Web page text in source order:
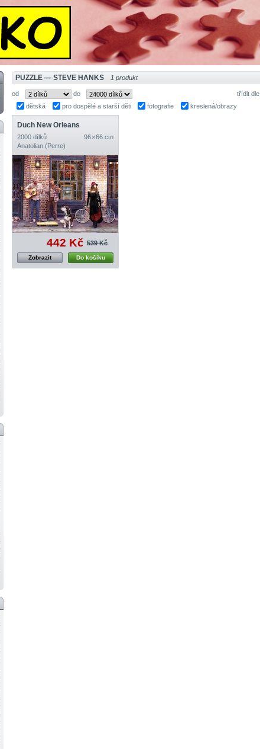
PUZZLE — STEVE HANKS 1 produkt
od do
třídit dle
dětská
pro dospělé a starší děti fotografie kreslená/obrazy
Duch New Orleans
2000 dílků
96 × 66 cm
Anatolian (Perre)
442 Kč 539 Kč
Do košíku
Zobrazit